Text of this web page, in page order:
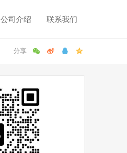
公司介绍 联系我们